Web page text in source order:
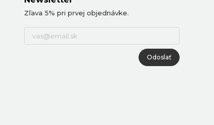
Zľava 5% pri prvej objednávke.
Odoslať